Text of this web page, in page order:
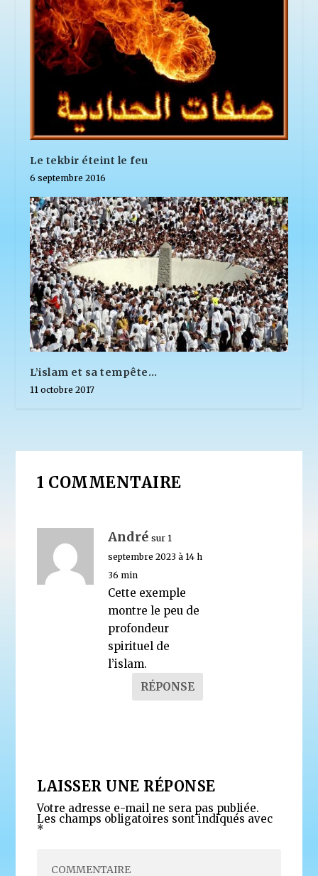
Le tekbir éteint le feu
6 septembre 2016
L’islam et sa tempête…
11 octobre 2017
1 COMMENTAIRE
André sur 1
septembre 2023 à 14 h
36 min
Cette exemple
montre le peu de
profondeur
spirituel de
l’islam.
RÉPONSE
LAISSER UNE RÉPONSE
Votre adresse e-mail ne sera pas publiée.
Les champs obligatoires sont indiqués avec
*